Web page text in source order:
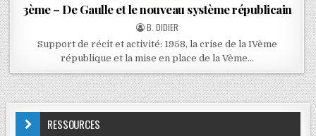
3ème – De Gaulle et le nouveau système républicain
B. DIDIER
Support de récit et activité: 1958, la crise de la IVème
république et la mise en place de la Vème…
RESSOURCES